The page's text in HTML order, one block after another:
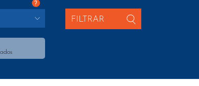
?
FILTRAR